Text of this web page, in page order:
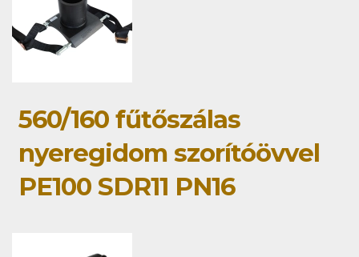
560/160 fűtőszálas
nyeregidom szorítóövvel
PE100 SDR11 PN16